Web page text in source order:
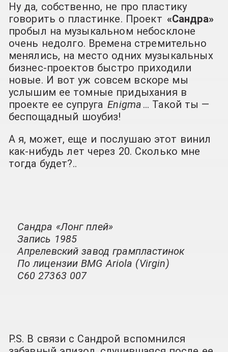
Ну да, собственно, не про пластику
говорить о пластинке. Проект «Сандра»
пробыл на музыкальном небосклоне
очень недолго. Времена стремительно
менялись, на место одних музыкальных
бизнес-проектов быстро приходили
новые. И вот уж совсем вскоре мы
услышим ее томные придыхания в
проекте ее супруга Enigma … Такой ты —
беспощадный шоубиз!
А я, может, еще и послушаю этот винил
как-нибудь лет через 20. Сколько мне
тогда будет?..
Сандра «Лонг плей»
Запись 1985
Апрелевский завод грампластинок
По лицензии BMG Ariola (Virgin)
C60 27363 007
P.S. В связи с Сандрой вспомнился